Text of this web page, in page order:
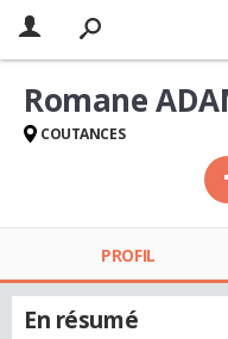
Romane
COUTANCES
PROFIL
En résumé